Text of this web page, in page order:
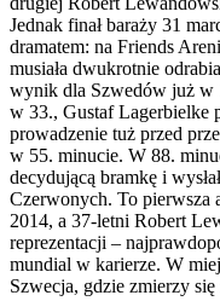
Jednak finał baraży 31
dramatem: na Friends
musiała dwukrotnie
wynik dla Szwedów już w
w 33., Gustaf Lagerbielke
prowadzenie tuż przed
w 55. minucie. W 88.
decydującą bramkę i
Czerwonych. To pierwsza
2014, a 37-letni Robert
reprezentacji –
mundial w karierze. W
Szwecja, gdzie zmierzy